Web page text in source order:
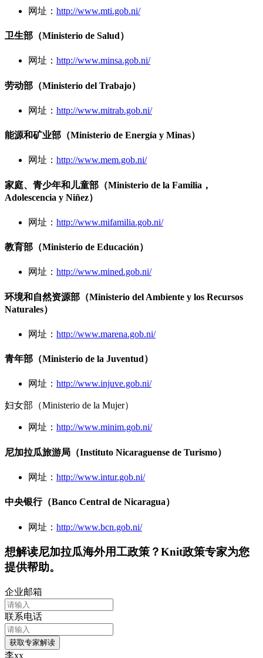
网址： http://www.mti.gob.ni/
卫生部（Ministerio de Salud）
网址： http://www.minsa.gob.ni/
劳动部（Ministerio del Trabajo）
网址： http://www.mitrab.gob.ni/
能源和矿业部（Ministerio de Energía y Minas）
网址： http://www.mem.gob.ni/
家庭、青少年和儿童部（Ministerio de la Familia，
Adolescencia y Niñez）
网址： http://www.mifamilia.gob.ni/
教育部（Ministerio de Educación）
网址： http://www.mined.gob.ni/
环境和自然资源部（Ministerio del Ambiente y los Recursos
Naturales）
网址： http://www.marena.gob.ni/
青年部（Ministerio de la Juventud）
网址： http://www.injuve.gob.ni/
妇女部（Ministerio de la Mujer）
网址： http://www.minim.gob.ni/
尼加拉瓜旅游局（Instituto Nicaraguense de Turismo）
网址： http://www.intur.gob.ni/
中央银行（Banco Central de Nicaragua）
网址： http://www.bcn.gob.ni/
想解读尼加拉瓜海外用工政策？Knit政策专家为您
提供帮助。
企业邮箱
联系电话
获取专家解读
李xx